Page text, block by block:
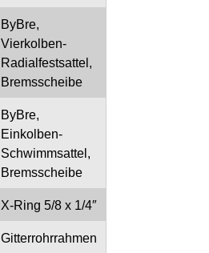
ByBre,
Vierkolben-
Radialfestsattel,
Bremsscheibe
ByBre,
Einkolben-
Schwimmsattel,
Bremsscheibe
X-Ring 5/8 x 1/4″
Gitterrohrrahmen